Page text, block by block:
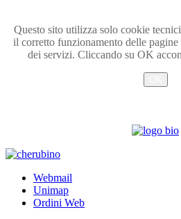
Questo sito utilizza solo cookie
il corretto funzionamento delle
dei servizi. Cliccando su OK
TPL_UNIPI_SKIP_TO_CONTENT
Webmail
Unimap
Ordini Web